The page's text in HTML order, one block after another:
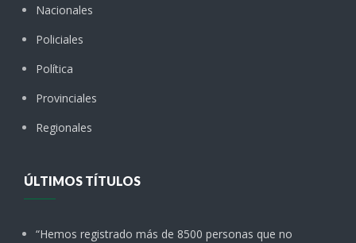
Nacionales
Policiales
Política
Provinciales
Regionales
ÚLTIMOS TÍTULOS
“Hemos registrado más de 8500 personas que no